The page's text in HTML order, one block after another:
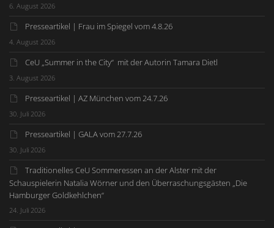
6. August 2026
Presseartikel | Frau im Spiegel vom 4.8.26
4. August 2026
CeU „Summer in the City“ mit der Autorin Tamara Dietl
3. August 2026
Presseartikel | AZ München vom 24.7.26
30. Juli 2026
Presseartikel | GALA vom 27.7.26
30. Juli 2026
Traditionelles CeU Sommeressen an der Alster mit der
Schauspielerin Natalia Wörner und den Überraschungsgästen „Die
Hamburger Goldkehlchen“
24. Juli 2026